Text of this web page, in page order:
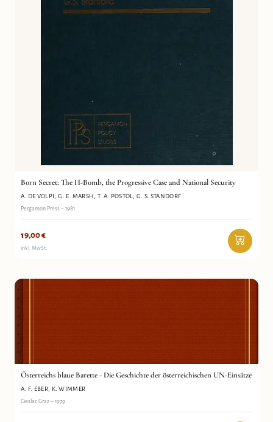
Born Secret: The H-Bomb, the Progressive Case and National Security
A. DE VOLPI, G. E. MARSH, T. A. POSTOL, G. S. STANDORF
Pergamon Press – 1981
19,00€
inkl. MwSt.
Österreichs blaue Barette - Die Geschichte der österreichischen UN-Einsätze
A. F. EBER, K. WIMMER
Cieslar, Graz – 1979